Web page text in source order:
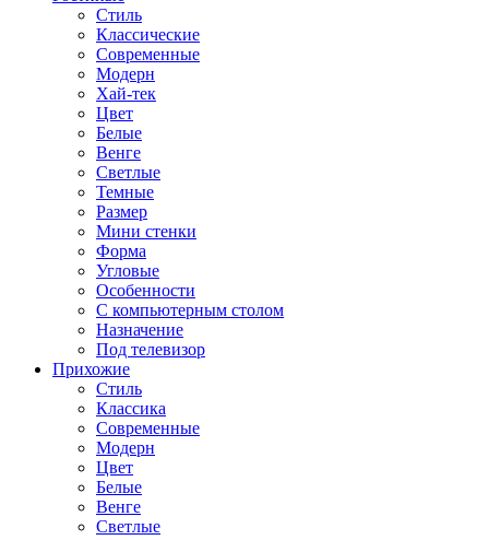
Стиль
Классические
Современные
Модерн
Хай-тек
Цвет
Белые
Венге
Светлые
Темные
Размер
Мини стенки
Форма
Угловые
Особенности
С компьютерным столом
Назначение
Под телевизор
Прихожие
Стиль
Классика
Современные
Модерн
Цвет
Белые
Венге
Светлые